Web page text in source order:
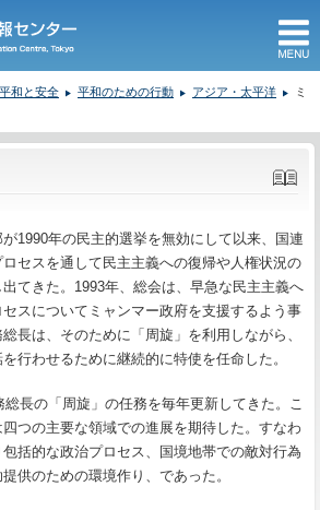
和と安全 平和のための行動 アジア・太平洋
ミ
1990年の民主的選挙を無効にして以来、国連
セスを通して民主主義への復帰や人権状況の
てきた。1993年、総会は、早急な民主主義へ
スについてミャンマー政府を支援するよう事
長は、そのために「周旋」を利用しながら、
行わせるために継続的に特使を任命した。
長の「周旋」の任務を毎年更新してきた。こ
つの主要な領域での進展を期待した。すなわ
括的な政治プロセス、国境地帯での敵対行為
供のための環境作り、であった。